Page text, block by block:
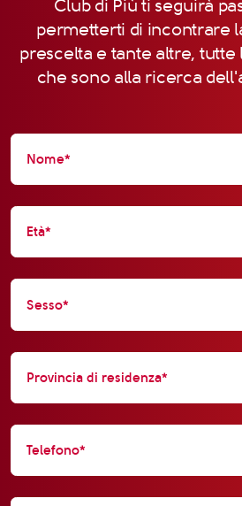
Club di Più ti seguirà
permetterti di incontrare
prescelta e tante altre,
che sono alla ricerca